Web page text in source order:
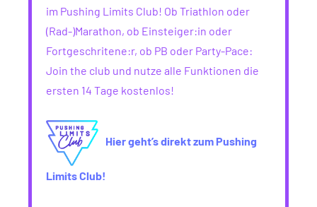
im Pushing Limits Club! Ob Triathlon oder
(Rad-)Marathon, ob Einsteiger:in oder
Fortgeschritene:r, ob PB oder Party-Pace:
Join the club und nutze alle Funktionen die
ersten 14 Tage kostenlos!
Hier geht’s direkt zum Pushing
Limits Club!